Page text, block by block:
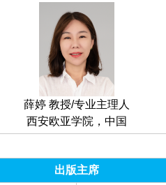
薛婷 教授/专业主理人
西安欧亚学院，中国
出版主席